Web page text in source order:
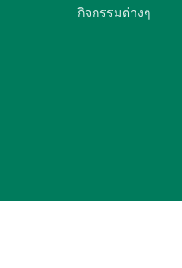
กิจกรรมต่างๆ